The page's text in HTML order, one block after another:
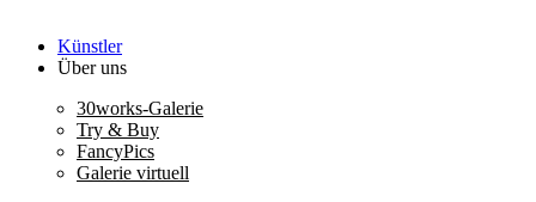
Künstler
Über uns
30works-Galerie
Try & Buy
FancyPics
Galerie virtuell